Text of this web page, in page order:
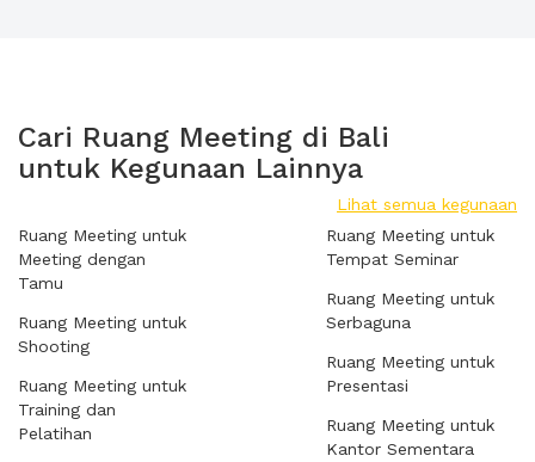
Cari Ruang Meeting di Bali
untuk Kegunaan Lainnya
Lihat semua kegunaan
Ruang Meeting untuk
Meeting dengan
Tamu
Ruang Meeting untuk
Shooting
Ruang Meeting untuk
Training dan
Pelatihan
Ruang Meeting untuk
Tempat Seminar
Ruang Meeting untuk
Serbaguna
Ruang Meeting untuk
Presentasi
Ruang Meeting untuk
Kantor Sementara